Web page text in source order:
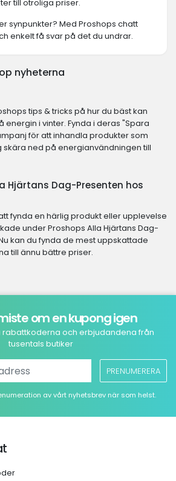
till otroliga priser.
synpunkter? Med Proshops chatt
enkelt få svar på det du undrar.
nyheterna
tips & tricks på hur du bäst kan
energin i vinter. Fynda i deras "Spara
för att inhandla produkter som
skära ned på energianvändningen till
Hjärtans Dag-Presenten hos
fynda en härlig produkt eller upplevelse
under Proshops Alla Hjärtans Dag-
kan du fynda de mest uppskattade
till ännu bättre priser.
om en kupong igen
rabattkoderna och erbjudandena från
tusentals butiker
PRENUMERERA
av vårt nyhetsbrev när som helst.